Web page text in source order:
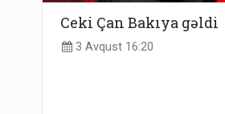
Ceki Çan Bakıya gəldi
3 Avqust 16:20